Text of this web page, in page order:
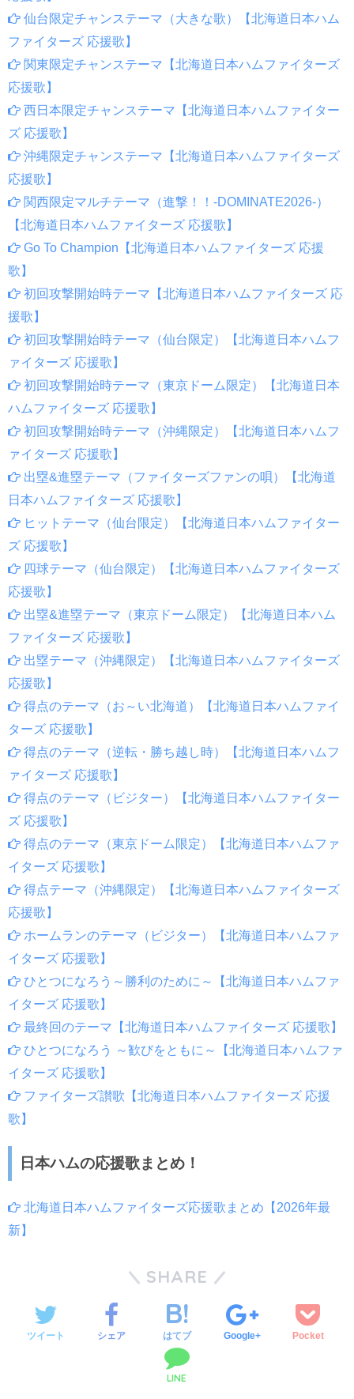
仙台限定チャンステーマ（大きな歌）【北海道日本ハム
ファイターズ 応援歌】
関東限定チャンステーマ【北海道日本ハムファイターズ
応援歌】
西日本限定チャンステーマ【北海道日本ハムファイター
ズ 応援歌】
沖縄限定チャンステーマ【北海道日本ハムファイターズ
応援歌】
関西限定マルチテーマ（進撃！！-DOMINATE2026-）
【北海道日本ハムファイターズ 応援歌】
Go To Champion【北海道日本ハムファイターズ 応援
歌】
初回攻撃開始時テーマ【北海道日本ハムファイターズ 応
援歌】
初回攻撃開始時テーマ（仙台限定）【北海道日本ハムフ
ァイターズ 応援歌】
初回攻撃開始時テーマ（東京ドーム限定）【北海道日本
ハムファイターズ 応援歌】
初回攻撃開始時テーマ（沖縄限定）【北海道日本ハムフ
ァイターズ 応援歌】
出塁&進塁テーマ（ファイターズファンの唄）【北海道
日本ハムファイターズ 応援歌】
ヒットテーマ（仙台限定）【北海道日本ハムファイター
ズ 応援歌】
四球テーマ（仙台限定）【北海道日本ハムファイターズ
応援歌】
出塁&進塁テーマ（東京ドーム限定）【北海道日本ハム
ファイターズ 応援歌】
出塁テーマ（沖縄限定）【北海道日本ハムファイターズ
応援歌】
得点のテーマ（お～い北海道）【北海道日本ハムファイ
ターズ 応援歌】
得点のテーマ（逆転・勝ち越し時）【北海道日本ハムフ
ァイターズ 応援歌】
得点のテーマ（ビジター）【北海道日本ハムファイター
ズ 応援歌】
得点のテーマ（東京ドーム限定）【北海道日本ハムファ
イターズ 応援歌】
得点テーマ（沖縄限定）【北海道日本ハムファイターズ
応援歌】
ホームランのテーマ（ビジター）【北海道日本ハムファ
イターズ 応援歌】
ひとつになろう～勝利のために～【北海道日本ハムファ
イターズ 応援歌】
最終回のテーマ【北海道日本ハムファイターズ 応援歌】
ひとつになろう ～歓びをともに～【北海道日本ハムファ
イターズ 応援歌】
ファイターズ讃歌【北海道日本ハムファイターズ 応援
歌】
日本ハムの応援歌まとめ！
北海道日本ハムファイターズ応援歌まとめ【2026年最
新】
SHARE
ツイート シェア はてブ Google+ Pocket
LINE